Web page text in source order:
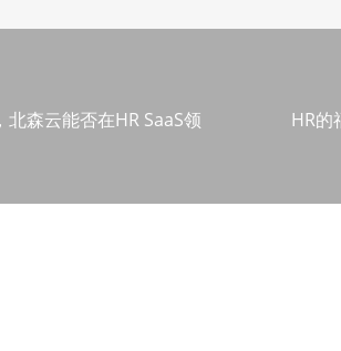
森云能否在HR SaaS领
HR的